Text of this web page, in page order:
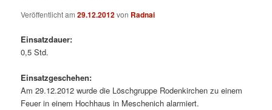
Veröffentlicht am29.12.2012von Radnai
Einsatzdauer:
0,5 Std.
Einsatzgeschehen:
Am 29.12.2012 wurde die Löschgruppe Rodenkirchen zu einem
Feuer in einem Hochhaus in Meschenich alarmiert.